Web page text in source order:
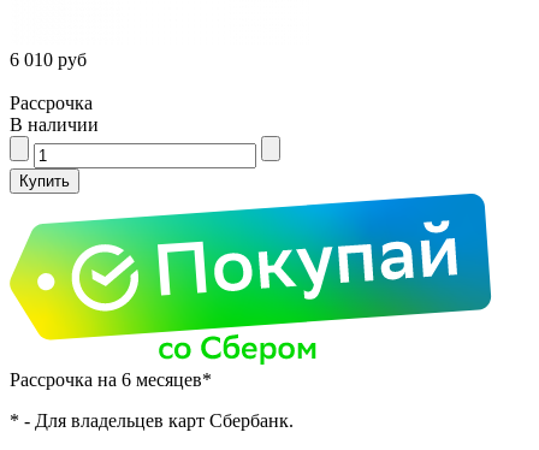
6 010 руб
Рассрочка
В наличии
Рассрочка на 6 месяцев*
* - Для владельцев карт Сбербанк.